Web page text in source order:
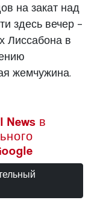
на закат над
здесь вечер -
Лиссабона в
жемчужина.
News в